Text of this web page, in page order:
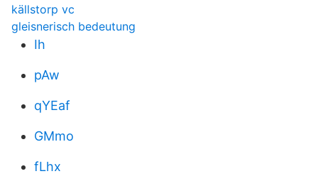
källstorp vc
gleisnerisch bedeutung
Ih
pAw
qYEaf
GMmo
fLhx